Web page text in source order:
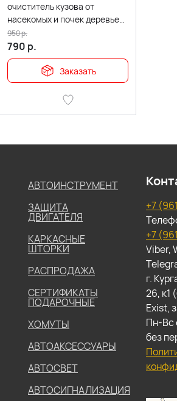
очиститель кузова от
насекомых и почек деревьев
600мл
790 р.
950р.
Заказать
АВТОИНСТРУМЕНТ
ЗАЩИТА
ДВИГАТЕЛЯ
КАРКАСНЫЕ
ШТОРКИ
РАСПРОДАЖА
СЕРТИФИКАТЫ
ПОДАРОЧНЫЕ
ХОМУТЫ
АВТОАКСЕССУАРЫ
АВТОСВЕТ
АВТОСИГНАЛИЗАЦИЯ
+7
+7
Viber,
г.
26, к1
Exist,
Пн-Вс
без